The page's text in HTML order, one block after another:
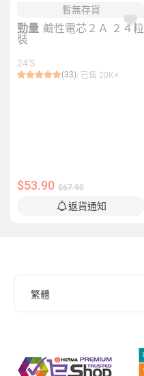
暫無存貨
勁量 鹼性電芯２Ａ ２４粒
裝
24'S
(33) 已售 20K+
$53.90 $67.90
返貨通知